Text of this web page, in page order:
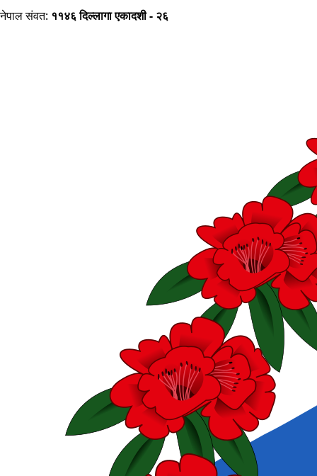
नेपाल संवत: ११४६ दिल्लागा एकादशी - २६